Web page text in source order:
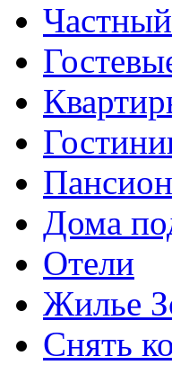
Дома
Отели
Жилье
Снять